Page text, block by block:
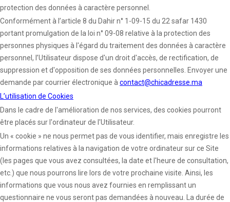
protection des données à caractère personnel.
Conformément à l’article 8 du Dahir n° 1-09-15 du 22 safar 1430
portant promulgation de la loi n° 09-08 relative à la protection des
personnes physiques à l'égard du traitement des données à caractère
personnel, l’Utilisateur dispose d'un droit d'accès, de rectification, de
suppression et d'opposition de ses données personnelles. Envoyer une
demande par courrier électronique àcontact@chicadresse.ma
L’utilisation de Cookies
Dans le cadre de l'amélioration de nos services, des cookies pourront
être placés sur l'ordinateur de l'Utilisateur.
Un « cookie » ne nous permet pas de vous identifier, mais enregistre les
informations relatives à la navigation de votre ordinateur sur ce Site
(les pages que vous avez consultées, la date et l'heure de consultation,
etc.) que nous pourrons lire lors de votre prochaine visite. Ainsi, les
informations que vous nous avez fournies en remplissant un
questionnaire ne vous seront pas demandées à nouveau. La durée de